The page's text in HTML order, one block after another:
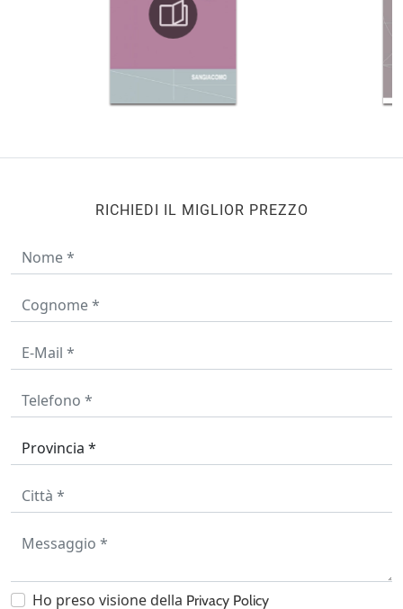
RICHIEDI IL MIGLIOR PREZZO
Ho preso visione della Privacy Policy